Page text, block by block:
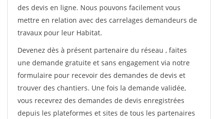
des devis en ligne. Nous pouvons facilement vous
mettre en relation avec des carrelages demandeurs de
travaux pour leur Habitat.
Devenez dès à présent partenaire du réseau , faites
une demande gratuite et sans engagement via notre
formulaire pour recevoir des demandes de devis et
trouver des chantiers. Une fois la demande validée,
vous recevrez des demandes de devis enregistrées
depuis les plateformes et sites de tous les partenaires